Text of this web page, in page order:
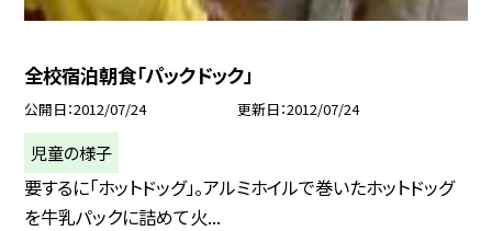
全校宿泊朝食「パックドック」
公開日 2012/07/24 更新日 2012/07/24
児童の様子
要するに「ホットドッグ」。アルミホイルで巻いたホットドッグ
を牛乳パックに詰めて火...